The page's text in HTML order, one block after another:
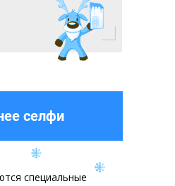
селфи
специальные